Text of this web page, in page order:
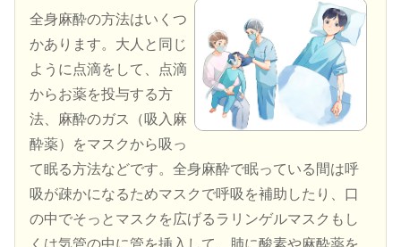
全身麻酔の方法はいくつ
かあります。大人と同じ
ように点滴をして、点滴
からお薬を投与する方
法、麻酔のガス（吸入麻
酔薬）をマスクから吸っ
て眠る方法などです。全身麻酔で眠っている間は呼
吸が疎かになるためマスクで呼吸を補助したり、口
の中でそっとマスクを広げるラリンゲルマスクもし
くは気管の中に管を挿入して、肺に酸素や麻酔薬を